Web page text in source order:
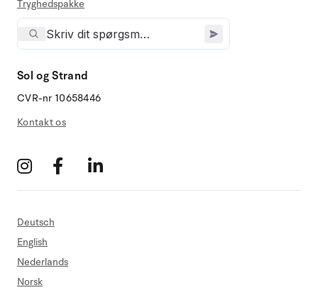
Tryghedspakke
Sol og Strand
CVR-nr 10658446
Kontakt os
Deutsch
English
Nederlands
Norsk